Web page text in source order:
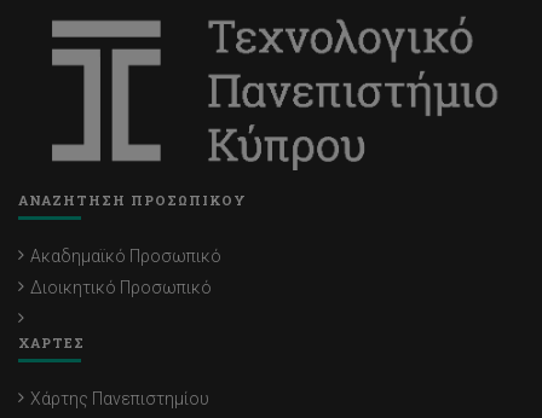
ΑΝΑΖΗΤΗΣΗ ΠΡΟΣΩΠΙΚΟΥ
Ακαδημαϊκό Προσωπικό
Διοικητικό Προσωπικό
ΧΑΡΤΕΣ
Χάρτης Πανεπιστημίου